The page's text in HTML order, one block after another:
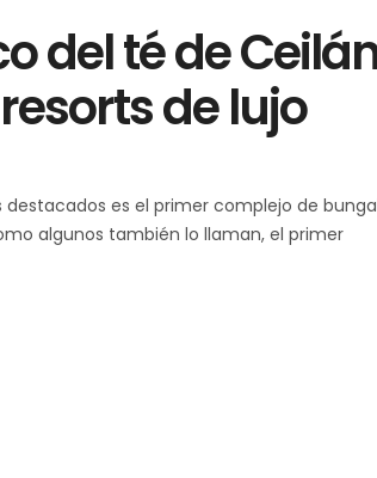
del té de
de lujo
es el primer complejo de
algunos también lo llaman, el primer